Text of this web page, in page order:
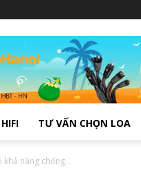
HIFI TƯ VẤN CHỌN LOA
khả năng chống...